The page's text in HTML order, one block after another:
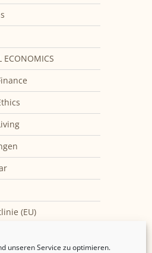
unseren Service zu optimieren.
ECONOMICS
(EU)